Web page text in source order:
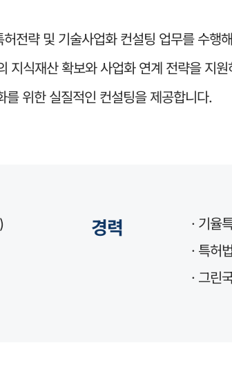
전략 및 기술사업화 컨설팅 업무를 수행
식재산 확보와 사업화 연계 전략을 지
위한 실질적인 컨설팅을 제공합니다.
경력
· 기율
· 특허
· 그린